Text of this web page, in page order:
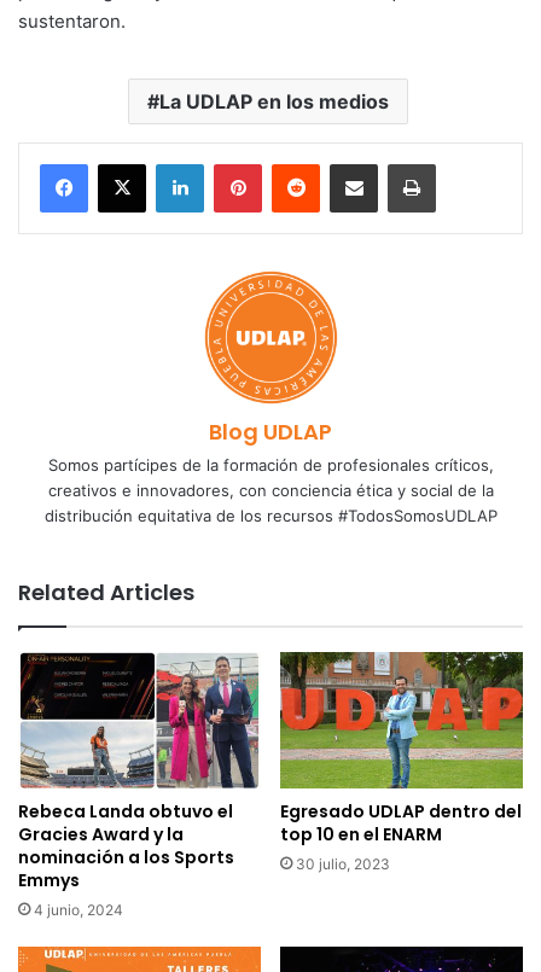
sustentaron.
La UDLAP en los medios
LinkedInPinterestReddit Share via Email Print
Blog UDLAP
Somos partícipes de la formación de profesionales críticos,
creativos e innovadores, con conciencia ética y social de la
distribución equitativa de los recursos #TodosSomosUDLAP
Related Articles
Rebeca Landa obtuvo el
Gracies Award y la
nominación a los Sports
Emmys
4 junio, 2024
Egresado UDLAP dentro del
top 10 en el ENARM
30 julio, 2023